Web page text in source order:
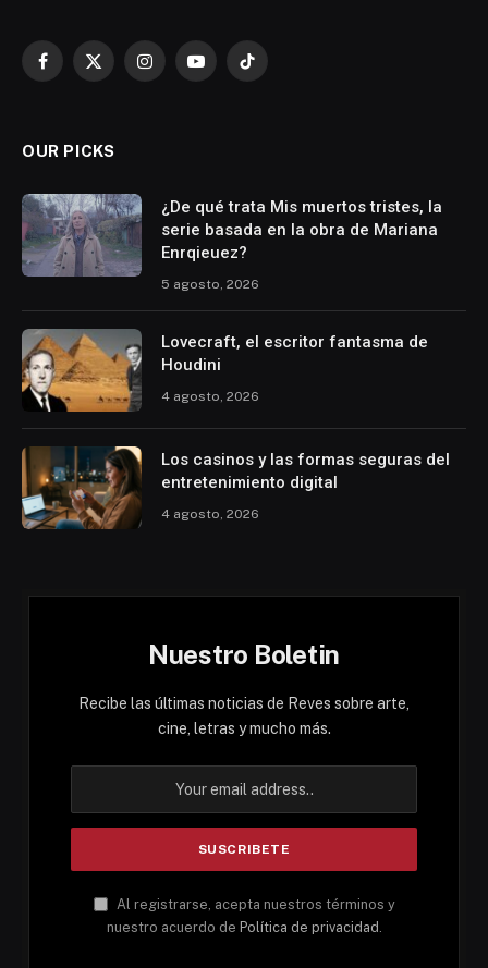
Facebook
X
InstagramYouTubeTikTok
OUR PICKS
¿De qué trata Mis muertos tristes, la
serie basada en la obra de Mariana
Enrqieuez?
5 agosto, 2026
Lovecraft, el escritor fantasma de
Houdini
4 agosto, 2026
Los casinos y las formas seguras del
entretenimiento digital
4 agosto, 2026
Nuestro Boletin
Recibe las últimas noticias de Reves sobre arte,
cine, letras y mucho más.
Al registrarse, acepta nuestros términos y
nuestro acuerdo de Política de privacidad